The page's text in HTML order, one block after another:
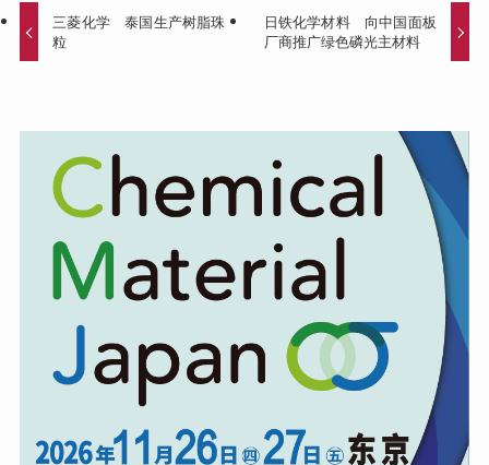
三菱化学 泰国生产树脂珠
粒
日铁化学材料 向中国面板
厂商推广绿色磷光主材料